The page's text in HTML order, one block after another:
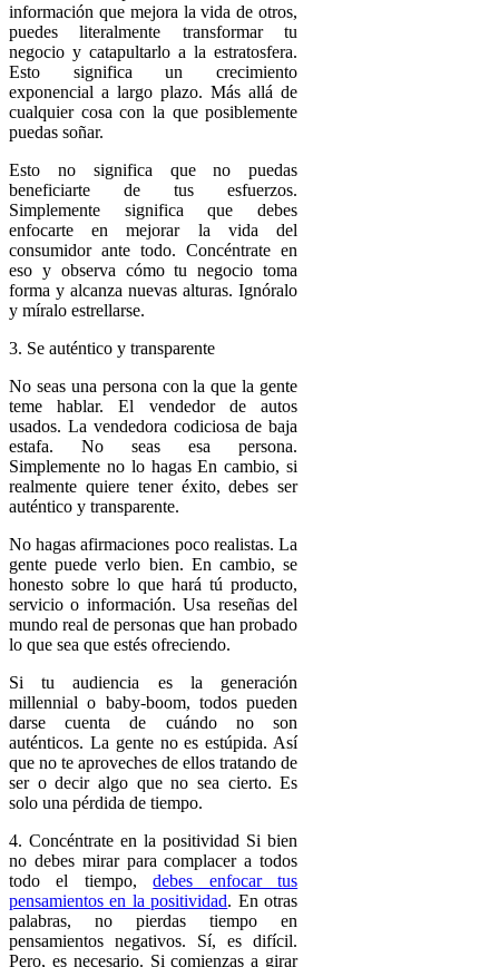
información que mejora la vida de otros,
puedes literalmente transformar tu
negocio y catapultarlo a la estratosfera.
Esto significa un crecimiento
exponencial a largo plazo. Más allá de
cualquier cosa con la que posiblemente
puedas soñar.
Esto no significa que no puedas
beneficiarte de tus esfuerzos.
Simplemente significa que debes
enfocarte en mejorar la vida del
consumidor ante todo. Concéntrate en
eso y observa cómo tu negocio toma
forma y alcanza nuevas alturas. Ignóralo
y míralo estrellarse.
3. Se auténtico y transparente
No seas una persona con la que la gente
teme hablar. El vendedor de autos
usados. La vendedora codiciosa de baja
estafa. No seas esa persona.
Simplemente no lo hagas En cambio, si
realmente quiere tener éxito, debes ser
auténtico y transparente.
No hagas afirmaciones poco realistas. La
gente puede verlo bien. En cambio, se
honesto sobre lo que hará tú producto,
servicio o información. Usa reseñas del
mundo real de personas que han probado
lo que sea que estés ofreciendo.
Si tu audiencia es la generación
millennial o baby-boom, todos pueden
darse cuenta de cuándo no son
auténticos. La gente no es estúpida. Así
que no te aproveches de ellos tratando de
ser o decir algo que no sea cierto. Es
solo una pérdida de tiempo.
4. Concéntrate en la positividad Si bien
no debes mirar para complacer a todos
todo el tiempo,debes enfocar tus
pensamientos en la positividad. En otras
palabras, no pierdas tiempo en
pensamientos negativos. Sí, es difícil.
Pero, es necesario. Si comienzas a girar